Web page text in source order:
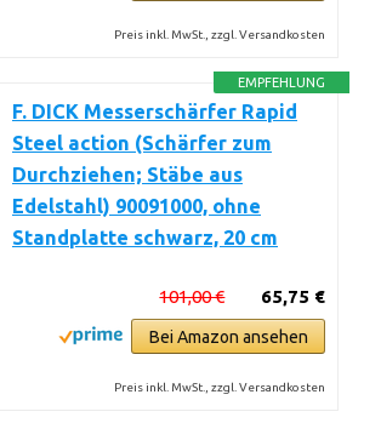
Preis inkl. MwSt., zzgl. Versandkosten
EMPFEHLUNG
F. DICK Messerschärfer Rapid
Steel action (Schärfer zum
Durchziehen; Stäbe aus
Edelstahl) 90091000, ohne
Standplatte schwarz, 20 cm
65,75 €
101,00 €
Bei Amazon ansehen
Preis inkl. MwSt., zzgl. Versandkosten